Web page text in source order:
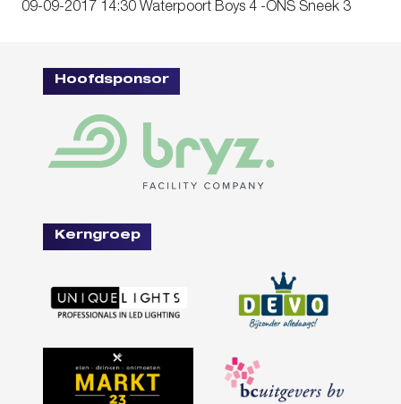
09-09-2017 14:30 Waterpoort Boys 4 -ONS Sneek 3
Hoofdsponsor
Kerngroep